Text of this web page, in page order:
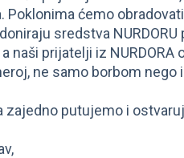
Poklonima ćemo
sredstva
naši prijatelji iz
ne samo borbom nego
zajedno putujemo i